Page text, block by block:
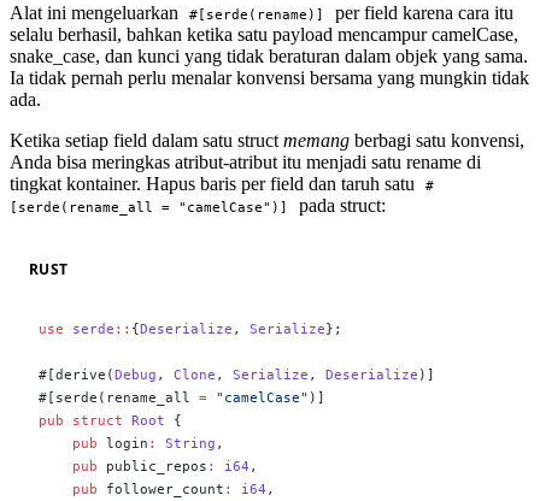
Alat ini mengeluarkan #[serde(rename)]
per field karena cara itu
selalu berhasil, bahkan ketika satu payload mencampur camelCase,
snake_case, dan kunci yang tidak beraturan dalam objek yang sama.
Ia tidak pernah perlu menalar konvensi bersama yang mungkin tidak
ada.
Ketika setiap field dalam satu struct memang berbagi satu konvensi,
Anda bisa meringkas atribut-atribut itu menjadi satu rename di
tingkat kontainer. Hapus baris per field dan taruh satu
#
[serde(rename_all = "camelCase")]
pada struct:
RUST
use serde :: {Deserialize , Serialize};
#[derive(Debug , Clone , Serialize , Deserialize )]
#[serde(rename_all = "camelCase" )]
pub struct Root {
    pub
login : String ,
    pub
public_repos : i64 ,
    pub
follower_count : i64 ,